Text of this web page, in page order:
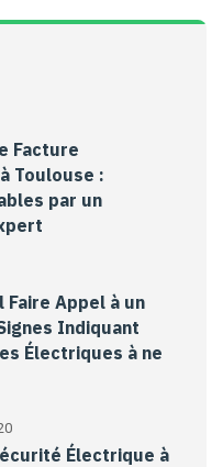
Facture
Toulouse :
par un
Faire Appel à un
Indiquant
Électriques à ne
Électrique à